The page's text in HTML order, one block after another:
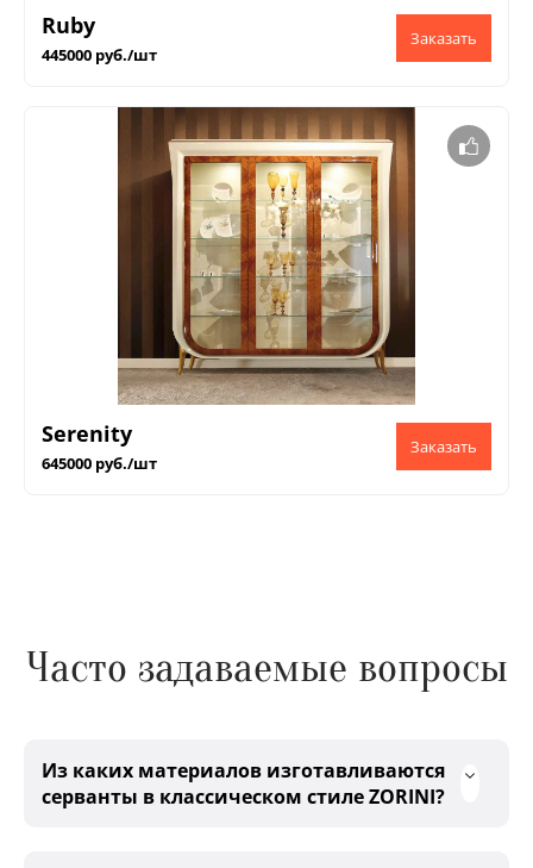
Ruby
445000 руб./шт
Serenity
645000 руб./шт
Часто задаваемые вопросы
Из каких материалов изготавливаются
серванты в классическом стиле ZORINI?